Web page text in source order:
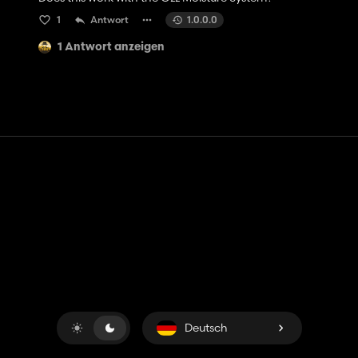
1 Antwort 1.0.0.0
1 Antwort anzeigen
Deutsch